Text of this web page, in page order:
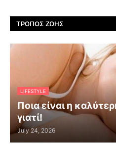
ΤΡΌΠΟΣ ΖΩΉΣ
LIFESTYLE
Ποια είναι η
γιατί!
July 24, 2026